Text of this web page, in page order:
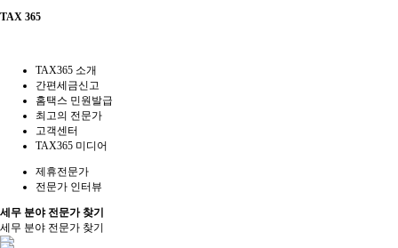
TAX 365
TAX365 소개
간편세금신고
홈택스 민원발급
최고의 전문가
고객센터
TAX365 미디어
제휴전문가
전문가 인터뷰
세무 분야 전문가 찾기
세무 분야 전문가 찾기